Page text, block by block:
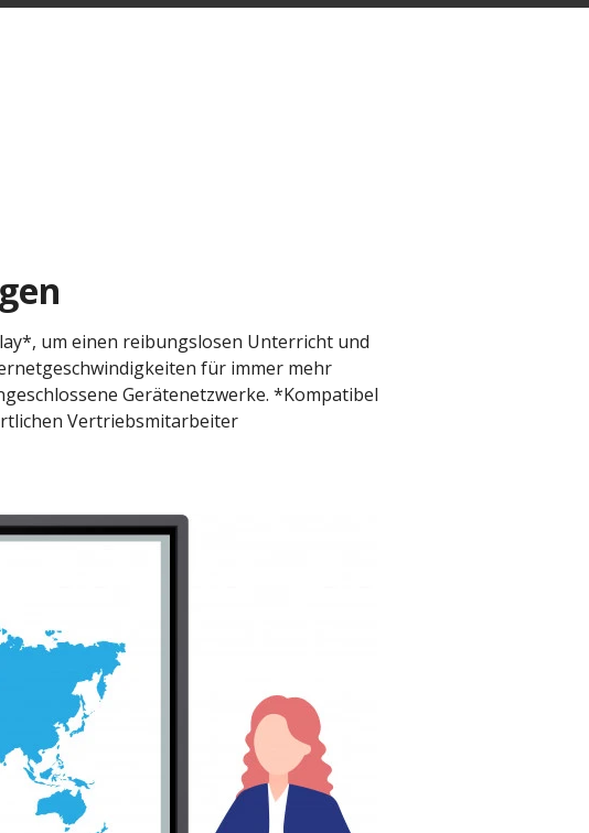
um einen reibungslosen Unterricht und
für immer mehr
Gerätenetzwerke. *Kompatibel
Vertriebsmitarbeiter